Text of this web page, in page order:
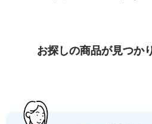
お探しの商品が見つか